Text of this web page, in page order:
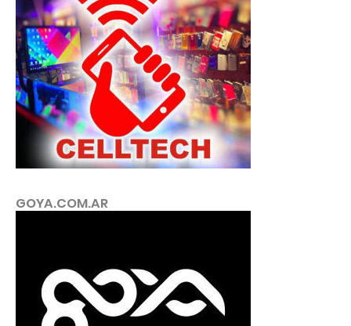
GOYA.COM.AR